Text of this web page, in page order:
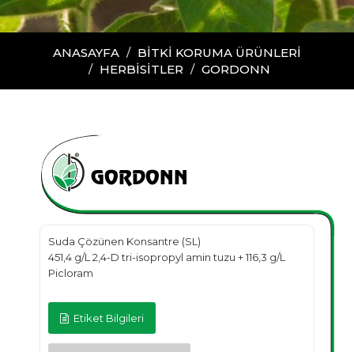
ANASAYFA
BİTKİ KORUMA ÜRÜNLERİ
HERBİSİTLER
GORDONN
GORDONN
Suda Çözünen Konsantre (SL)
451,4 g/L 2,4-D tri-isopropyl amin tuzu + 116,3 g/L
Picloram
Etiket Bilgileri